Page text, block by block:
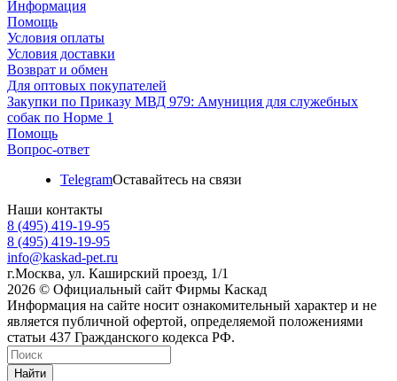
Информация
Помощь
Условия оплаты
Условия доставки
Возврат и обмен
Для оптовых покупателей
Закупки по Приказу МВД 979: Амуниция для служебных
собак по Норме 1
Помощь
Вопрос-ответ
TelegramОставайтесь на связи
Наши контакты
8 (495) 419-19-95
8 (495) 419-19-95
info@kaskad-pet.ru
г.Москва, ул. Каширский проезд, 1/1
2026 © Официальный сайт Фирмы Каскад
Информация на сайте носит ознакомительный характер и не
является публичной офертой, определяемой положениями
статьи 437 Гражданского кодекса РФ.
Найти